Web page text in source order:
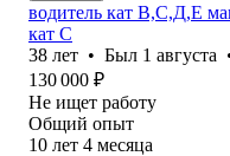
водитель кат B,С,Д,E
кат С
38 лет • Был 1 августа
130 000 ₽
Не ищет работу
Общий опыт
10 лет 4 месяца